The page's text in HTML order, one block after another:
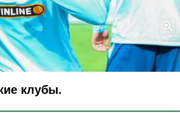
Media
клубы.